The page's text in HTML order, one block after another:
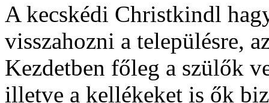
A kecskédi Christkindl
visszahozni a településre,
Kezdetben főleg a szülők
illetve a kellékeket is ők